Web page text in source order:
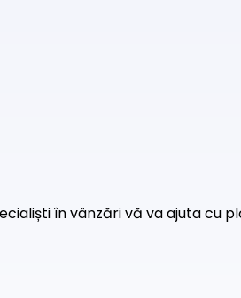
în vânzări vă va ajuta cu